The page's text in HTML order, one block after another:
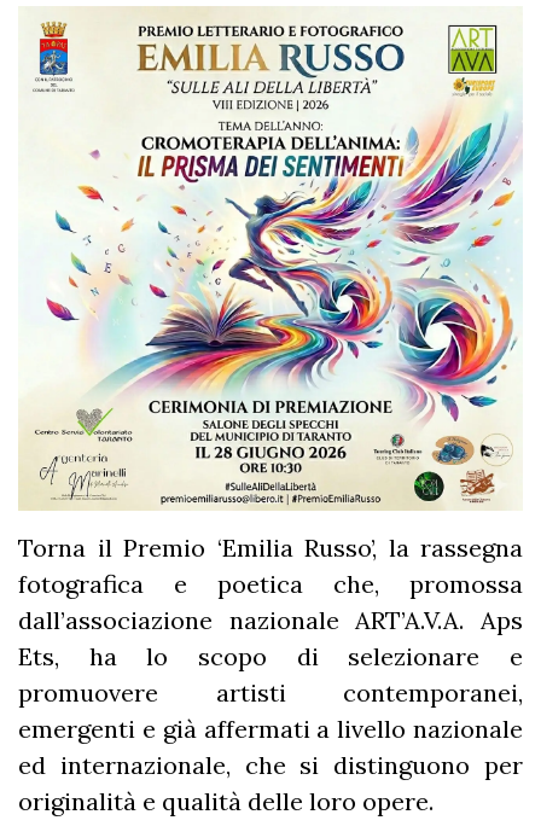
Torna il Premio ‘Emilia Russo’, la rassegna
fotografica e poetica che, promossa
dall’associazione nazionale ART’A.V.A. Aps
Ets, ha lo scopo di selezionare e
promuovere artisti contemporanei,
emergenti e già affermati a livello nazionale
ed internazionale, che si distinguono per
originalità e qualità delle loro opere.